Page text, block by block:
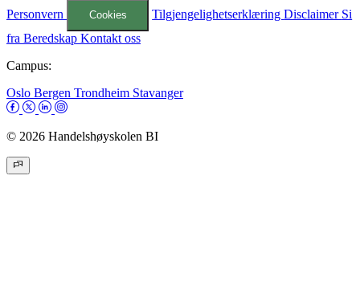
Personvern
Cookies TilgjengelighetserklæringDisclaimer Si
fra Beredskap Kontakt oss
Campus:
Oslo Bergen Trondheim Stavanger
© 2026 Handelshøyskolen BI